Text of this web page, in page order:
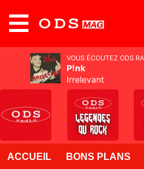
ACCUEIL BONS PLANS
VOUS ÉCOUTEZ ODS
P!nk
Irrelevant